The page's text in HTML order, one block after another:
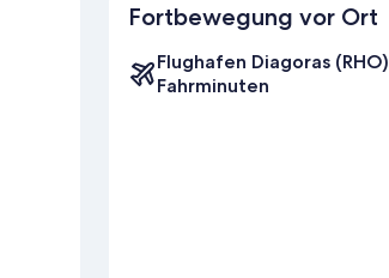
Fortbewegung vor Ort
Flughafen Diagoras
Fahrminuten